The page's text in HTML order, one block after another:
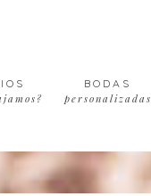
BODAS
personalizadas